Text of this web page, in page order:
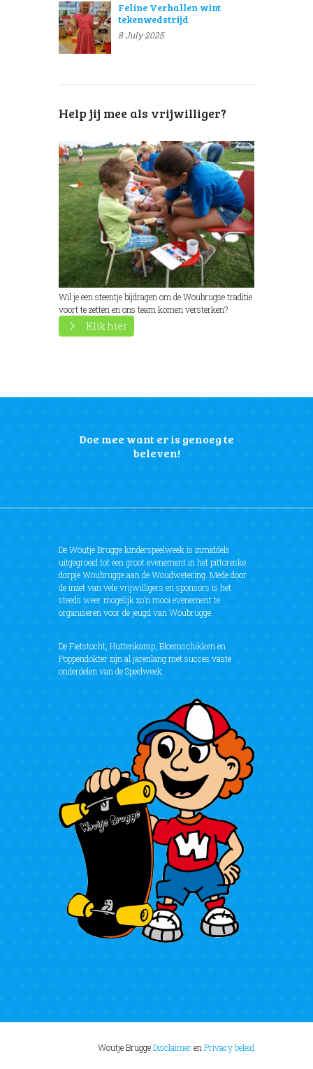
Feline Verhallen wint
tekenwedstrijd
8 July 2025
Help jij mee als vrijwilliger?
Wil je een steentje bijdragen om de Woubrugse traditie
voort te zetten en ons team komen versterken?
Klik hier
Doe mee want er is genoeg te
beleven!
De Woutje Brugge kinderspeelweek is inmiddels
uitgegroeid tot een groot evenement in het pittoreske
dorpje Woubrugge aan de Woudwetering. Mede door
de inzet van vele vrijwilligers en sponsors is het
steeds weer mogelijk zo’n mooi evenement te
organiseren voor de jeugd van Woubrugge.
De Fietstocht, Huttenkamp, Bloemschikken en
Poppendokter zijn al jarenlang met succes vaste
onderdelen van de Speelweek.
Woutje BruggeDisclaimerenPrivacy beleid